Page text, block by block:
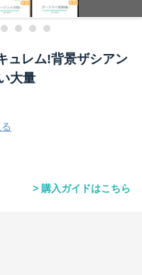
ュレム!背景ザシアン
大量
購入ガイドはこちら